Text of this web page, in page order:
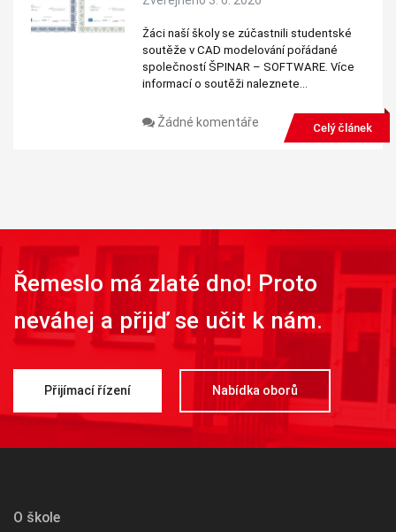
Žáci naší školy se zúčastnili studentské
soutěže v CAD modelování pořádané
společností ŠPINAR – SOFTWARE. Více
informací o soutěži naleznete…
Žádné komentáře Celý článek
Řemeslo má zlaté dno! Proto
neváhej a přijď se učit k nám.
Přijímací řízení Nabídka oborů
O škole